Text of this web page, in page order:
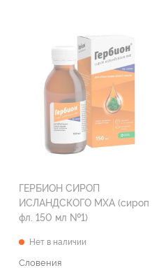
ГЕРБИОН СИРОП
ИСЛАНДСКОГО МХА (сироп
фл. 150 мл №1)
Нет в наличии
Словения